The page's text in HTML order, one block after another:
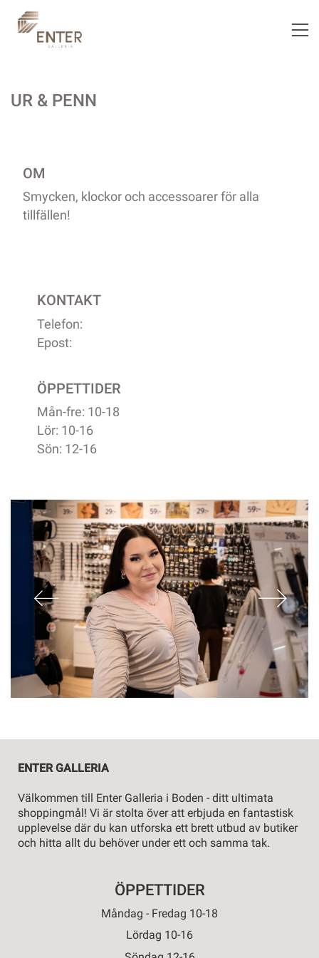
UR & PENN
OM
Smycken, klockor och accessoarer för alla
tillfällen!
KONTAKT
Telefon:
Epost:
ÖPPETTIDER
Mån-fre: 10-18
Lör: 10-16
Sön: 12-16
ENTER GALLERIA
Välkommen till Enter Galleria i Boden - ditt ultimata
shoppingmål! Vi är stolta över att erbjuda en fantastisk
upplevelse där du kan utforska ett brett utbud av butiker
och hitta allt du behöver under ett och samma tak.
ÖPPETTIDER
Måndag - Fredag 10-18
Lördag 10-16